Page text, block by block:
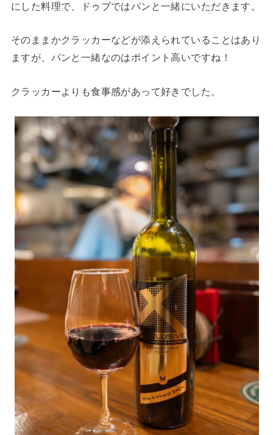
にした料理で、ドゥブではパンと一緒にいただきます。
そのままかクラッカーなどが添えられていることはあり
ますが、パンと一緒なのはポイント高いですね！
クラッカーよりも食事感があって好きでした。